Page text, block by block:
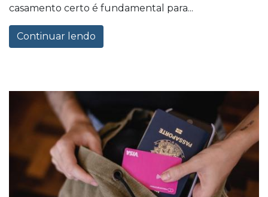
casamento certo é fundamental para...
Continuar lendo